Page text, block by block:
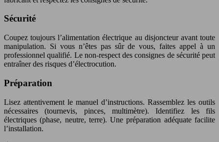
Sécurité
Coupez toujours l’alimentation électrique au disjoncteur avant toute
manipulation. Si vous n’êtes pas sûr de vous, faites appel à un
professionnel qualifié. Le non-respect des consignes de sécurité peut
entraîner des risques d’électrocution.
Préparation
Lisez attentivement le manuel d’instructions. Rassemblez les outils
nécessaires (tournevis, pinces, multimètre). Identifiez les fils
électriques (phase, neutre, terre). Une préparation adéquate facilite
l’installation.